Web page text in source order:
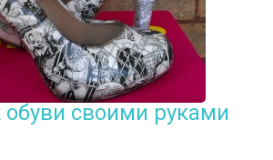
своими руками